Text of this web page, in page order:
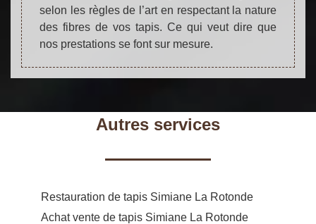
selon les règles de l’art en respectant la nature
des fibres de vos tapis. Ce qui veut dire que
nos prestations se font sur mesure.
Autres services
Restauration de tapis Simiane La Rotonde
Achat vente de tapis Simiane La Rotonde